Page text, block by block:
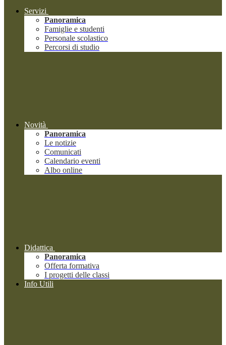
Servizi
Panoramica
Famiglie e studenti
Personale scolastico
Percorsi di studio
Novità
Panoramica
Le notizie
Comunicati
Calendario eventi
Albo online
Didattica
Panoramica
Offerta formativa
I progetti delle classi
Info Utili